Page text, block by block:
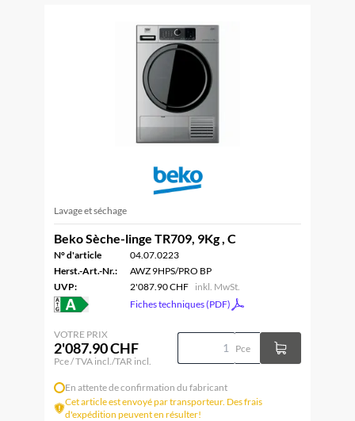
Lavage et séchage
Beko Sèche-linge TR709, 9Kg , C
N° d'article
04.07.0223
Herst.-Art.-Nr.:
AWZ 9HPS/PRO BP
UVP:
2'087.90 CHF inkl. MwSt.
Fiches techniques (PDF)
VOTRE PRIX
2'087.90 CHF
Pce / TVA incl./TAR incl.
Pce
En attente de confirmation du fabricant
Cet article est envoyé par transporteur. Des frais
d'expédition peuvent en résulter!